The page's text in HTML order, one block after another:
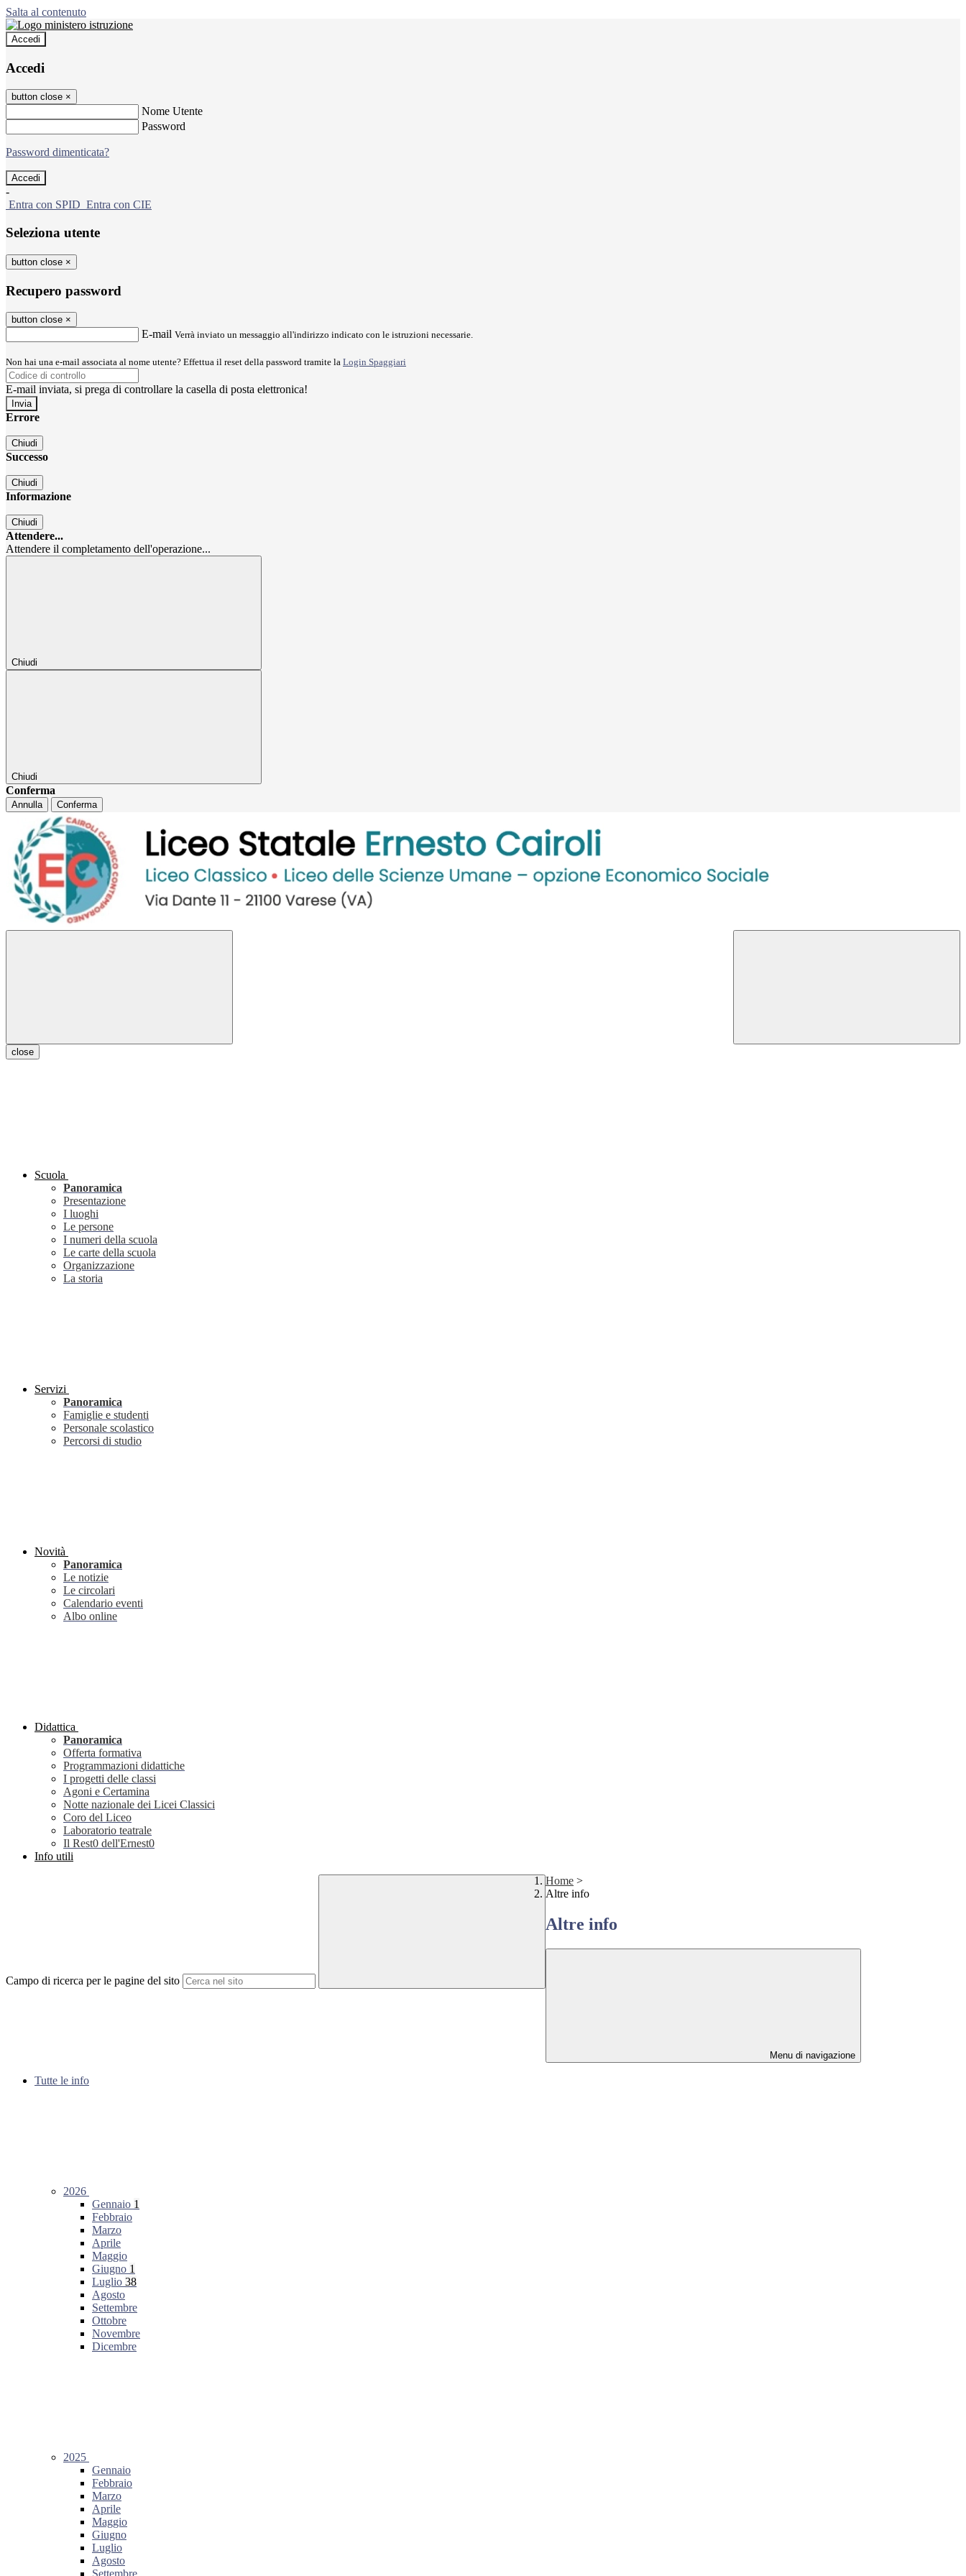
Salta al contenuto
Accedi
Accedi
button close ×
Nome Utente
Password
Password dimenticata?
-
Entra con SPID Entra con CIE
Seleziona utente
button close ×
Recupero password
button close ×
E-mail Verrà inviato un messaggio all'indirizzo indicato con le istruzioni necessarie.
Non hai una e-mail associata al nome utente? Effettua il reset della password tramite la Login Spaggiari
E-mail inviata, si prega di controllare la casella di posta elettronica!
Errore
Chiudi
Successo
Chiudi
Informazione
Chiudi
Attendere...
Attendere il completamento dell'operazione...
Chiudi
Chiudi
Conferma
Annulla Conferma
close
Scuola
Panoramica
Presentazione
I luoghi
Le persone
I numeri della scuola
Le carte della scuola
Organizzazione
La storia
Servizi
Panoramica
Famiglie e studenti
Personale scolastico
Percorsi di studio
Novità
Panoramica
Le notizie
Le circolari
Calendario eventi
Albo online
Didattica
Panoramica
Offerta formativa
Programmazioni didattiche
I progetti delle classi
Agoni e Certamina
Notte nazionale dei Licei Classici
Coro del Liceo
Laboratorio teatrale
Il Rest0 dell'Ernest0
Info utili
Campo di ricerca per le pagine del sito
Home >
Altre info
Altre info
Menu di navigazione
Tutte le info
2026
Gennaio 1
Febbraio
Marzo
Aprile
Maggio
Giugno 1
Luglio 38
Agosto
Settembre
Ottobre
Novembre
Dicembre
2025
Gennaio
Febbraio
Marzo
Aprile
Maggio
Giugno
Luglio
Agosto